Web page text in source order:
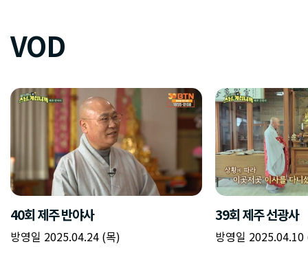
VOD
40회 제주 반야사
방영일 2025.04.24 (목)
39회 제주 선광사
방영일 2025.04.10